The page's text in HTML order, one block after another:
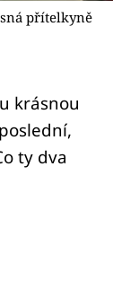
přítelkyně
krásnou
ty dva